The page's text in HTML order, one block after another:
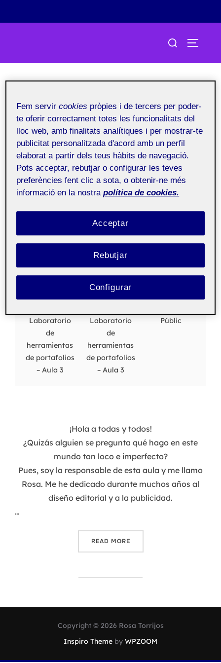
Search
ActiFolio:Laboratorio de
herramientas de portafolios -
Aula 3 20.142
Laboratorio de herramientas de portafolios – Aula 3
Presentación docente
byRosa Torrijos Marchante Disseny gràfic
8
març, 2024
No Comments
Laboratorio
de
herramientas
de portafolios
– Aula 3
Laboratorio
de
herramientas
de portafolios
– Aula 3
Públic
¡Hola a todas y todos!
¿Quizás alguien se pregunta qué hago en este
mundo tan loco e imperfecto?
Pues, soy la responsable de esta aula y me llamo
Rosa. Me he dedicado durante muchos años al
diseño editorial y a la publicidad.
…
READ MORE«PRESENTACIÓN DOCENTE»
Copyright © 2026 Rosa Torrijos
Inspiro Theme by WPZOOM
Fem servircookies pròpies i de tercers per poder-
te oferir correctament totes les funcionalitats del
lloc web, amb finalitats analítiques i per mostrar-te
publicitat personalitzada d'acord amb un perfil
elaborat a partir dels teus hàbits de navegació.
Pots acceptar, rebutjar o configurar les teves
preferències fent clic a sota, o obtenir-ne més
informació en la nostra política de cookies.
Rebutjar
Acceptar
Configurar